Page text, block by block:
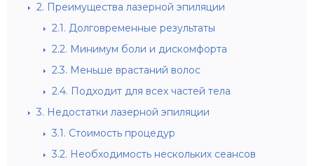
2. Преимущества лазерной эпиляции
2.1. Долговременные результаты
2.2. Минимум боли и дискомфорта
2.3. Меньше врастаний волос
2.4. Подходит для всех частей тела
3. Недостатки лазерной эпиляции
3.1. Стоимость процедур
3.2. Необходимость нескольких сеансов